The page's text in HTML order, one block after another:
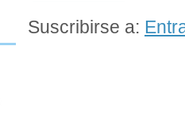
Suscribirse a: